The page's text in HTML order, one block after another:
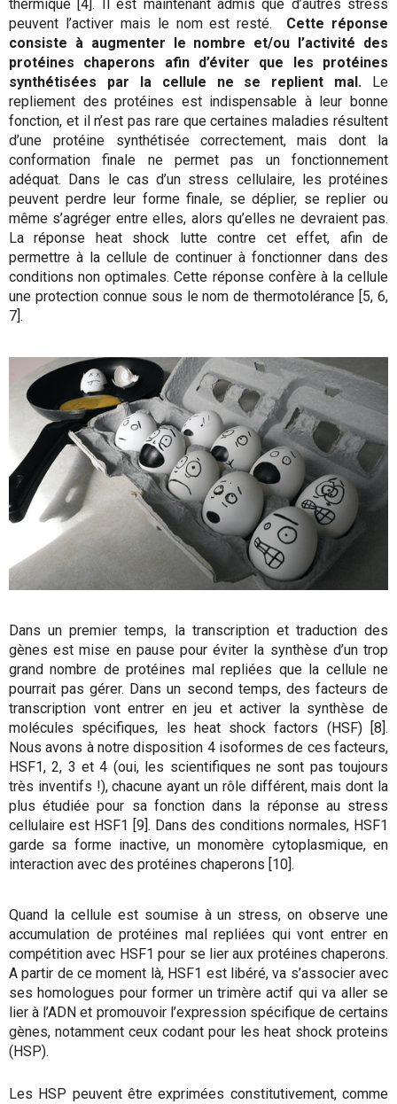
thermique [4]. Il est maintenant admis que d’autres stress
peuvent l’activer mais le nom est resté. Cette réponse
consiste à augmenter le nombre et/ou l’activité des
protéines chaperons afin d’éviter que les protéines
synthétisées par la cellule ne se replient mal. Le
repliement des protéines est indispensable à leur bonne
fonction, et il n’est pas rare que certaines maladies résultent
d’une protéine synthétisée correctement, mais dont la
conformation finale ne permet pas un fonctionnement
adéquat. Dans le cas d’un stress cellulaire, les protéines
peuvent perdre leur forme finale, se déplier, se replier ou
même s’agréger entre elles, alors qu’elles ne devraient pas.
La réponse heat shock lutte contre cet effet, afin de
permettre à la cellule de continuer à fonctionner dans des
conditions non optimales. Cette réponse confère à la cellule
une protection connue sous le nom de thermotolérance [5, 6,
7].
Dans un premier temps, la transcription et traduction des
gènes est mise en pause pour éviter la synthèse d’un trop
grand nombre de protéines mal repliées que la cellule ne
pourrait pas gérer. Dans un second temps, des facteurs de
transcription vont entrer en jeu et activer la synthèse de
molécules spécifiques, les heat shock factors (HSF) [8].
Nous avons à notre disposition 4 isoformes de ces facteurs,
HSF1, 2, 3 et 4 (oui, les scientifiques ne sont pas toujours
très inventifs !), chacune ayant un rôle différent, mais dont la
plus étudiée pour sa fonction dans la réponse au stress
cellulaire est HSF1 [9]. Dans des conditions normales, HSF1
garde sa forme inactive, un monomère cytoplasmique, en
interaction avec des protéines chaperons [10].
Quand la cellule est soumise à un stress, on observe une
accumulation de protéines mal repliées qui vont entrer en
compétition avec HSF1 pour se lier aux protéines chaperons.
A partir de ce moment là, HSF1 est libéré, va s’associer avec
ses homologues pour former un trimère actif qui va aller se
lier à l’ADN et promouvoir l’expression spécifique de certains
gènes, notamment ceux codant pour les heat shock proteins
(HSP).
Les HSP peuvent être exprimées constitutivement, comme